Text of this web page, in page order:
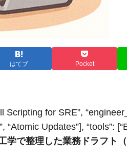
はてブ Pocket
Scripting for SRE”,
Updates”], “tools”:
で整理した業務ドラフト（